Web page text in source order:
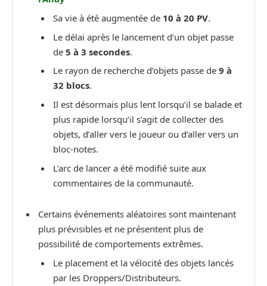
Sa vie à été augmentée de 10 à 20 PV.
Le délai après le lancement d’un objet passe
de 5 à 3 secondes.
Le rayon de recherche d’objets passe de 9 à
32 blocs.
Il est désormais plus lent lorsqu’il se balade et
plus rapide lorsqu’il s’agit de collecter des
objets, d’aller vers le joueur ou d’aller vers un
bloc-notes.
L’arc de lancer a été modifié suite aux
commentaires de la communauté.
Certains événements aléatoires sont maintenant
plus prévisibles et ne présentent plus de
possibilité de comportements extrêmes.
Le placement et la vélocité des objets lancés
par les Droppers/Distributeurs.